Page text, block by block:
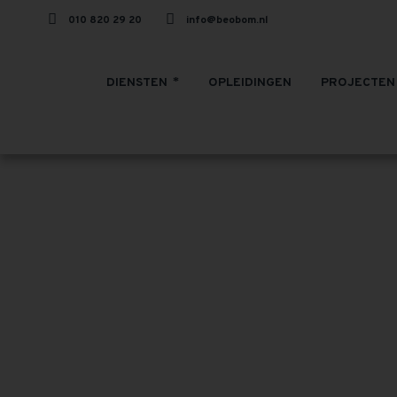
010 820 29 20 info@beobom.nl
DIENSTEN OPLEIDINGEN PROJECTEN